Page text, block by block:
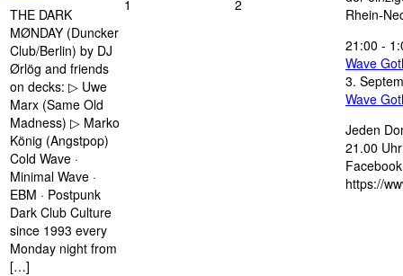
THE DARK
MØNDAY (Duncker
Club/Berlin) by DJ
Ørlög and friends
on decks: ▷ Uwe
Marx (Same Old
Madness) ▷ Marko
König (Angstpop)
Cold Wave ·
Minimal Wave ·
EBM · Postpunk
Dark Club Culture
since 1993 every
Monday night from
[…]
1
2
Rhein-
21:00 -
Wave
3.
Wave
Jeden
21.00
https://